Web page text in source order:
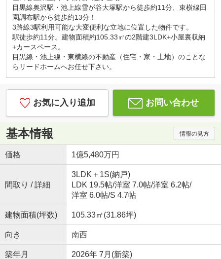
目黒線奥沢駅・池上線雪が谷大塚駅から徒歩約11分、東横線田
園調布駅から徒歩約13分！
3路線3駅利用可能な大変便利な立地に位置した物件です。
駅徒歩約11分。建物面積約105.33㎡の2階建3LDK+小屋裏収納
+カースペース。
目黒線・池上線・東横線の不動産（住宅・家・土地）のことな
らリードホームへお任せ下さい。
お気に入り追加 お問い合わせ
基本情報 情報の見方
価格 1億5,480万円
間取り / 詳細
3LDK＋1S(納戸)
LDK 19.5帖/洋室 7.0帖/洋室 6.2帖/
洋室 6.0帖/S 4.7帖
建物面積(坪数) 105.33㎡(31.86坪)
向き 南西
築年月 2026年 7月(新築)